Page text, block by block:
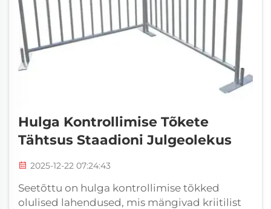
Hulga Kontrollimise Tõkete
Tähtsus Staadioni Julgeolekus
2025-12-22 07:24:43
Seetõttu on hulga kontrollimise tõkked
olulised lahendused, mis mängivad kriitilist